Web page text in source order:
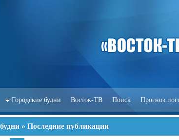
Городские будни Восток-ТВ Поиск Прогноз
» Последние публикации